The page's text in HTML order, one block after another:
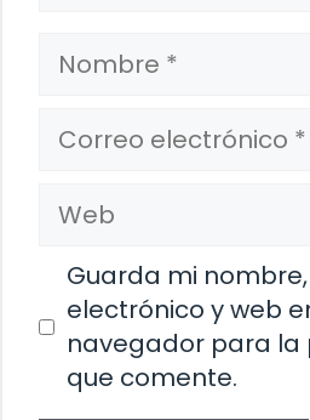
Nombre
Correo
electrónico
Web
Guarda mi
electrónico y web
navegador para la
que comente.